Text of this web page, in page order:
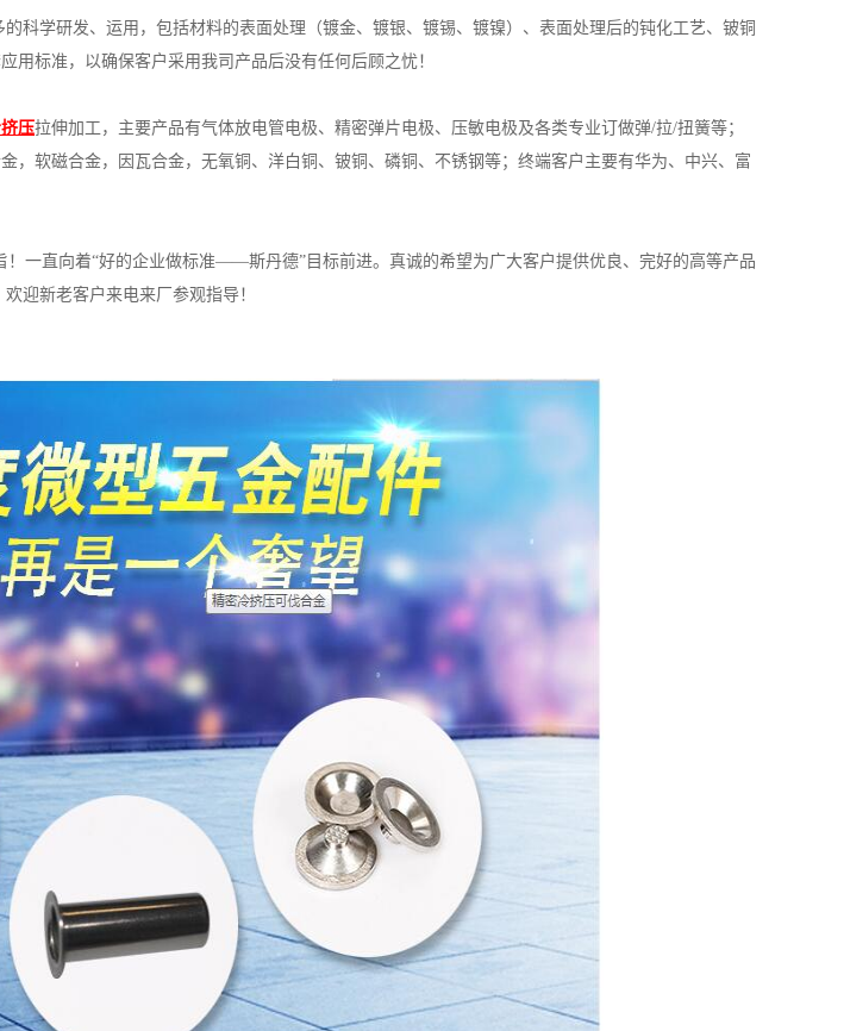
科学研发、运用，包括材料的表面处理（镀金、镀银、镀锡、镀镍）、表面处理后的钝化工艺、铍铜
用标准，以确保客户采用我司产品后没有任何后顾之忧！
压拉伸加工，主要产品有气体放电管电极、精密弹片电极、压敏电极及各类专业订做弹/拉/扭簧等；
，软磁合金，因瓦合金，无氧铜、洋白铜、铍铜、磷铜、不锈钢等；终端客户主要有华为、中兴、富
一直向着“好的企业做标准——斯丹德”目标前进。真诚的希望为广大客户提供优良、完好的高等产品
迎新老客户来电来厂参观指导！